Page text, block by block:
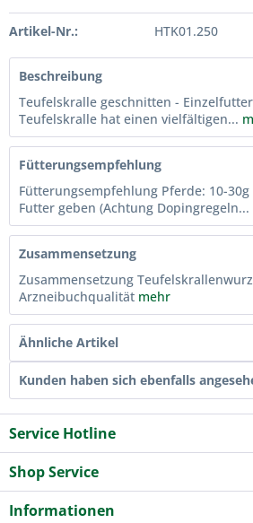
Artikel-Nr.: HTK01.250
Beschreibung
Teufelskralle geschnitten -
Teufelskralle hat einen vielfältigen...
Fütterungsempfehlung
Fütterungsempfehlung Pferde: 10-
Futter geben (Achtung Dopingregeln...
Zusammensetzung
Zusammensetzung
Arzneibuchqualität mehr
Ähnliche Artikel
Kunden haben sich ebenfalls
Service Hotline
Shop Service
Informationen